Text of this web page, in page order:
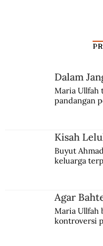
Kontroversi
Dalam
Maria Ullfah
pandangan
Kisah
Buyut
keluarga
Agar
Maria Ullfah
kontroversi